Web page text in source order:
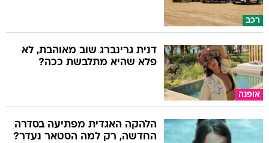
רכב
אופנה
דנית גרינברג שוב מאוהבת, לא
פלא שהיא מתלבשת ככה?
הלהקה האגדית מפתיעה בסדרה
החדשה, רק למה הסטאר נעדר?